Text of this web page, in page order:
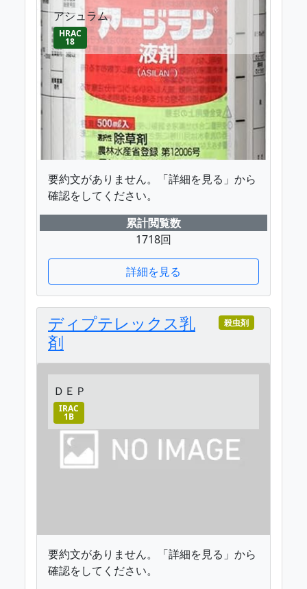
アシュラム
HRAC
18
要約文がありません。「詳細を見る」から
確認をしてください。
累計閲覧数
1718回
詳細を見る
ディプテレックス乳
剤
殺虫剤
ＤＥＰ
IRAC
1B
要約文がありません。「詳細を見る」から
確認をしてください。